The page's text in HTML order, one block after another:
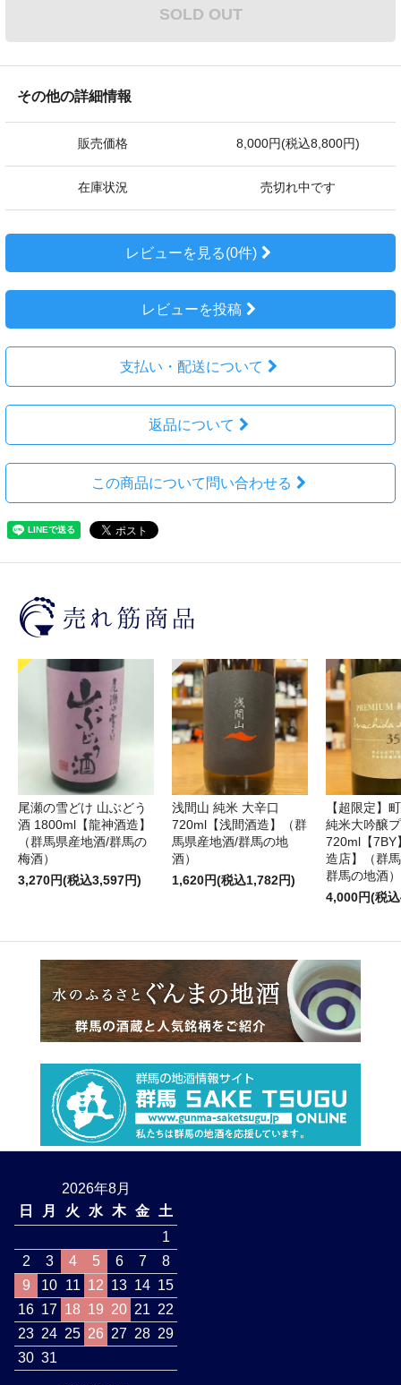
SOLD OUT
その他の詳細情報
販売価格 8,000円(税込8,800円)
在庫状況 売切れ中です
レビューを見る(0件)
レビューを投稿
支払い・配送について
返品について
この商品について問い合わせる
尾瀬の雪どけ 山ぶどう
酒 1800ml【龍神酒造】
（群馬県産地酒/群馬の
梅酒）
3,270円(税込3,597円)
浅間山 純米 大辛口
720ml【浅間酒造】（群
馬県産地酒/群馬の地
酒）
1,620円(税込1,782円)
【超限定】
純米大吟醸
720ml【7BY
造店】（群
群馬の地酒）
4,000円(税
2026年8月
日
月 火 水 木 金
土
1
2
3 4 5 6 7
8
9
10 11 12 13 14 15
16 17 18 19 20 21 22
23 24 25 26 27 28 29
30 31